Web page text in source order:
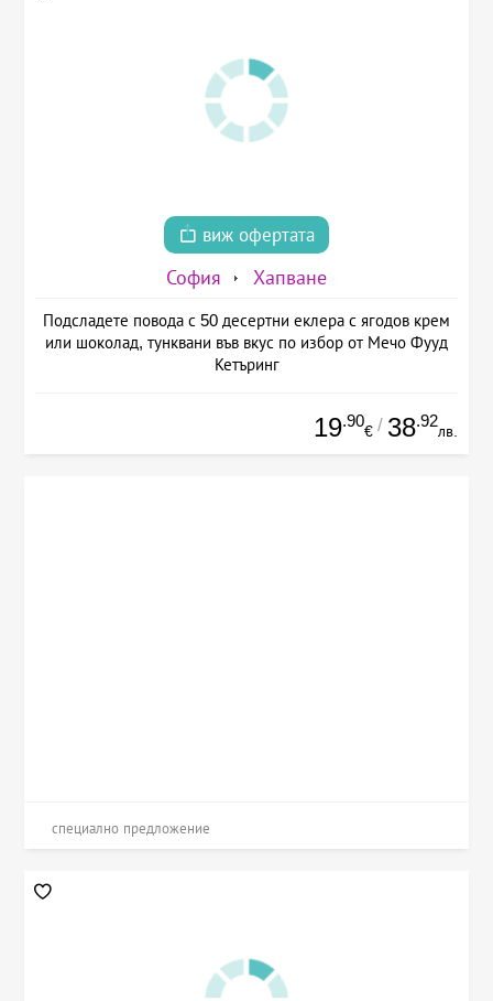
виж офертата
София Хапване
Подсладете повода с 50 десертни еклера с ягодов крем
или шоколад, тунквани във вкус по избор от Мечо Фууд
Кетъринг
19.90
€ / 38.92
лв.
специално предложение